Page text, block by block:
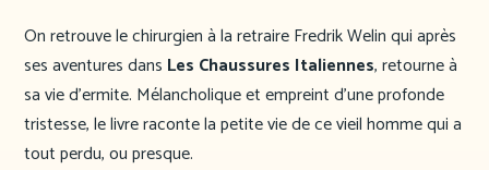
On retrouve le chirurgien à la retraire Fredrik Welin qui après
ses aventures dans Les Chaussures Italiennes, retourne à
sa vie d’ermite. Mélancholique et empreint d’une profonde
tristesse, le livre raconte la petite vie de ce vieil homme qui a
tout perdu, ou presque.